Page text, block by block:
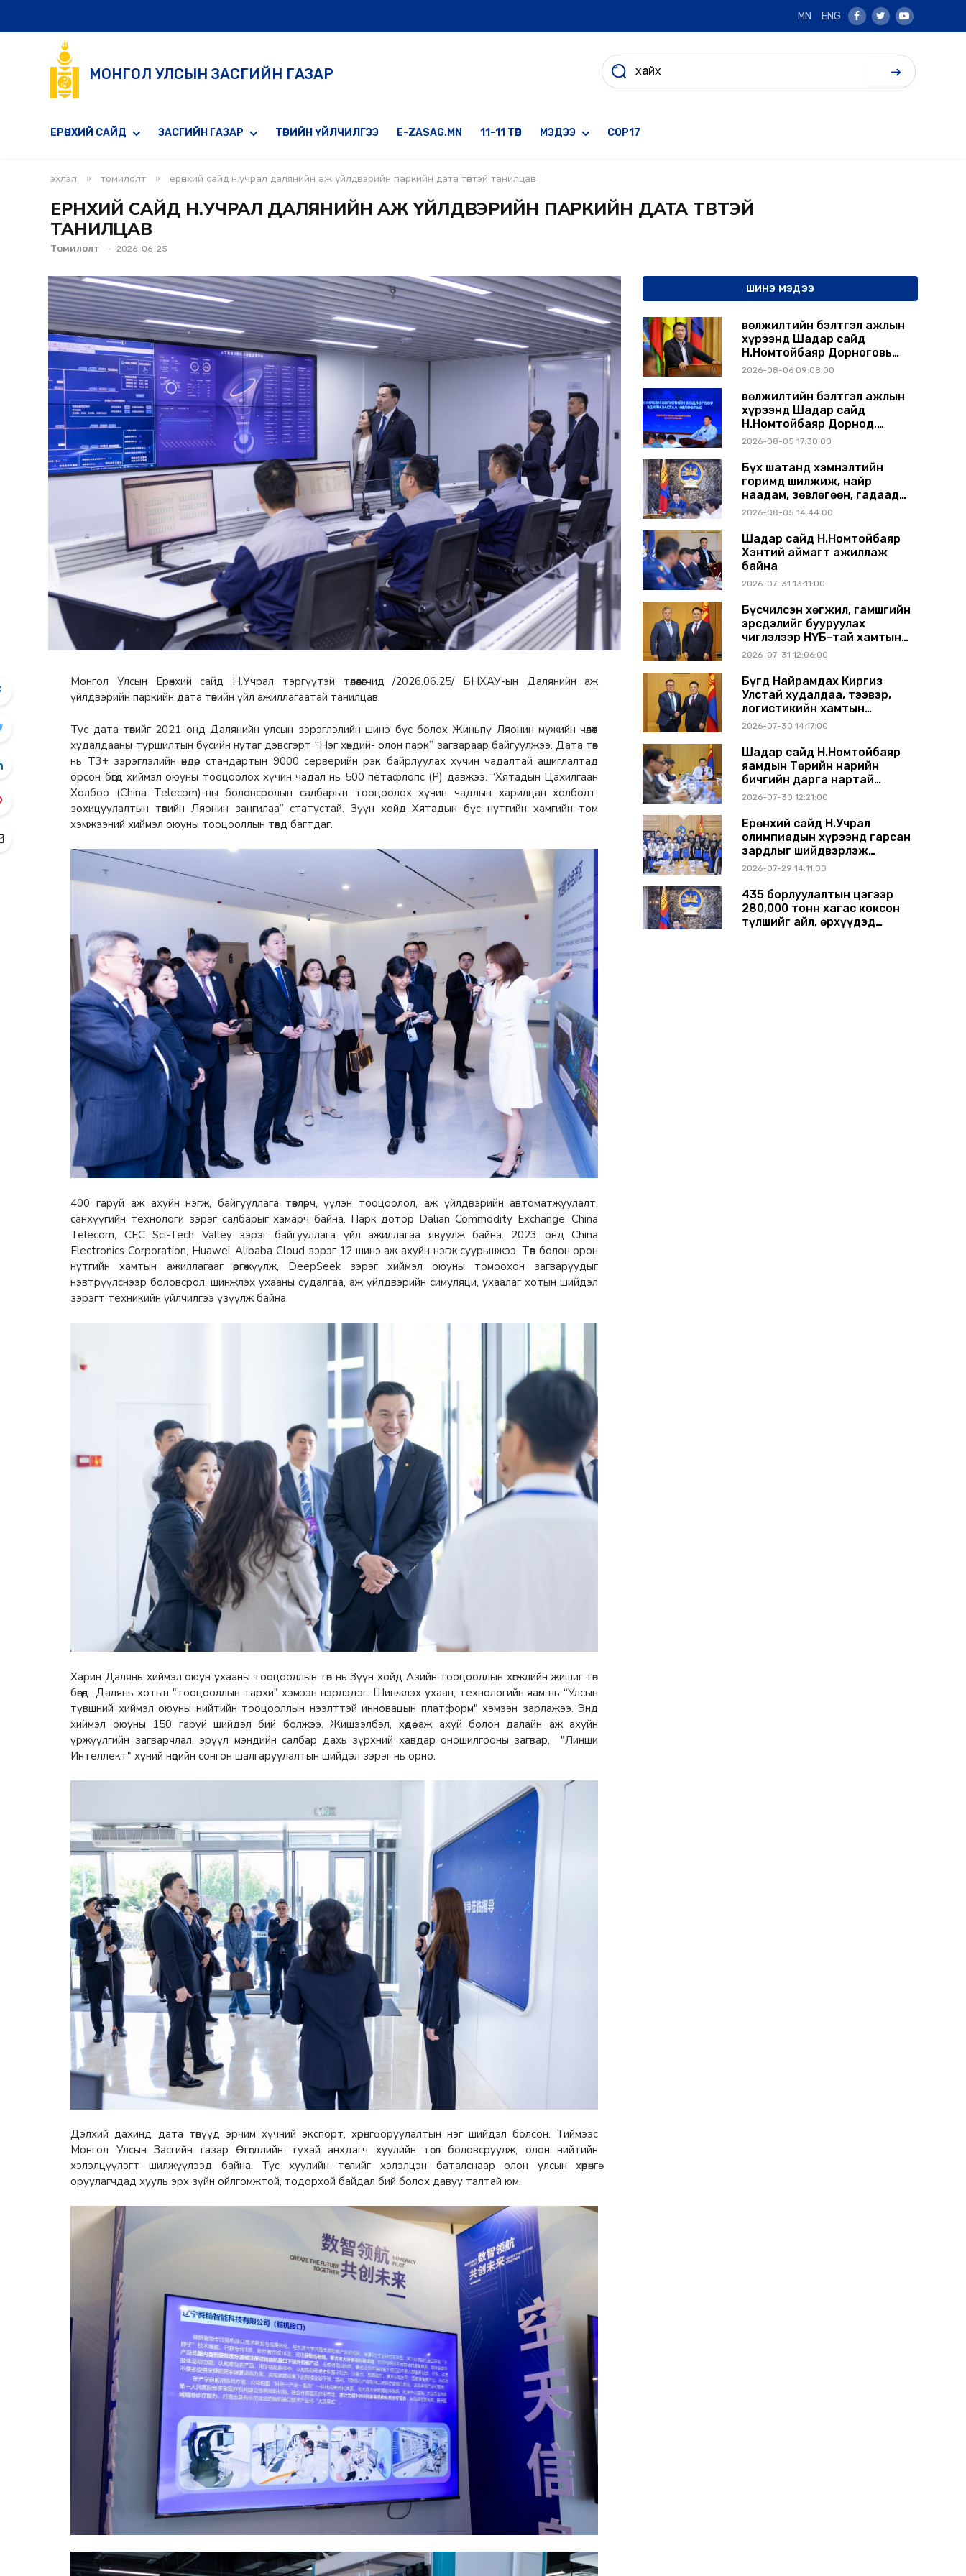
MN ENG
Facebook
TwitterYoutube
МОНГОЛ УЛСЫН ЗАСГИЙН ГАЗАР
ЕРӨНХИЙ САЙД ЗАСГИЙН ГАЗАР ТӨРИЙН ҮЙЛЧИЛГЭЭ E-ZASAG.MN 11-11 ТӨВ МЭДЭЭ COP17
эхлэл » томилолт » ерөнхий сайд н.учрал далянийн аж үйлдвэрийн паркийн дата төвтэй танилцав
ЕРӨНХИЙ САЙД Н.УЧРАЛ ДАЛЯНИЙН АЖ ҮЙЛДВЭРИЙН ПАРКИЙН ДАТА ТӨВТЭЙ
ТАНИЛЦАВ
Томилолт 2026-06-25
Монгол Улсын Ерөнхий сайд Н.Учрал тэргүүтэй төлөөлөгчид /2026.06.25/ БНХАУ-ын Далянийн аж
үйлдвэрийн паркийн дата төвийн үйл ажиллагаатай танилцав.
Тус дата төвийг 2021 онд Далянийн улсын зэрэглэлийн шинэ бүс болох Жиньпү Ляонин мужийн чөлөөт
худалдааны туршилтын бүсийн нутаг дэвсгэрт “Нэг хөндий- олон парк” загвараар байгуулжээ. Дата төв
нь T3+ зэрэглэлийн өндөр стандартын 9000 серверийн рэк байрлуулах хүчин чадалтай ашиглалтад
орсон бөгөөд хиймэл оюуны тооцоолох хүчин чадал нь 500 петафлопс (P) давжээ. “Хятадын Цахилгаан
Холбоо (China Telecom)-ны боловсролын салбарын тооцоолох хүчин чадлын харилцан холболт,
зохицуулалтын төвийн Ляонин зангилаа” статустай. Зүүн хойд Хятадын бүс нутгийн хамгийн том
хэмжээний хиймэл оюуны тооцооллын төвд багтдаг.
400 гаруй аж ахуйн нэгж, байгууллага төвлөрч, үүлэн тооцоолол, аж үйлдвэрийн автоматжуулалт,
санхүүгийн технологи зэрэг салбарыг хамарч байна. Парк дотор Dalian Commodity Exchange, China
Telecom, CEC Sci-Tech Valley зэрэг байгууллага үйл ажиллагаа явуулж байна. 2023 онд China
Electronics Corporation, Huawei, Alibaba Cloud зэрэг 12 шинэ аж ахуйн нэгж суурьшжээ. Төв болон орон
нутгийн хамтын ажиллагааг өргөжүүлж, DeepSeek зэрэг хиймэл оюуны томоохон загваруудыг
нэвтрүүлснээр боловсрол, шинжлэх ухааны судалгаа, аж үйлдвэрийн симуляци, ухаалаг хотын шийдэл
зэрэгт техникийн үйлчилгээ үзүүлж байна.
Харин Далянь хиймэл оюун ухааны тооцооллын төв нь Зүүн хойд Азийн тооцооллын хөгжлийн жишиг төв
бөгөөд Далянь хотын "тооцооллын тархи" хэмээн нэрлэдэг. Шинжлэх ухаан, технологийн яам нь “Улсын
түвшний хиймэл оюуны нийтийн тооцооллын нээлттэй инновацын платформ" хэмээн зарлажээ. Энд
хиймэл оюуны 150 гаруй шийдэл бий болжээ. Жишээлбэл, хөдөө аж ахуй болон далайн аж ахуйн
үржүүлгийн загварчлал, эрүүл мэндийн салбар дахь зүрхний хавдар оношилгооны загвар, "Линши
Интеллект" хүний нөөцийн сонгон шалгаруулалтын шийдэл зэрэг нь орно.
Дэлхий дахинд дата төвүүд эрчим хүчний экспорт, хөрөнгө оруулалтын нэг шийдэл болсон. Тиймээс
Монгол Улсын Засгийн газар Өгөгдлийн тухай анхдагч хуулийн төсөл боловсруулж, олон нийтийн
хэлэлцүүлэгт шилжүүлээд байна. Тус хуулийн төслийг хэлэлцэн баталснаар олон улсын хөрөнгө
оруулагчдад хууль эрх зүйн ойлгомжтой, тодорхой байдал бий болох давуу талтай юм.
ШИНЭ МЭДЭЭ
Өвөлжилтийн бэлтгэл ажлын
хүрээнд Шадар сайд
Н.Номтойбаяр Дорноговь
аймагт ажиллав
2026-08-06 09:08:00
Өвөлжилтийн бэлтгэл ажлын
хүрээнд Шадар сайд
Н.Номтойбаяр Дорнод,
Сүхбаатар аймагт ажиллав
2026-08-05 17:30:00
Бүх шатанд хэмнэлтийн
горимд шилжиж, найр
наадам, зөвлөгөөн, гадаад
томилолтыг хориглолоо
2026-08-05 14:44:00
Шадар сайд Н.Номтойбаяр
Хэнтий аймагт ажиллаж
байна
2026-07-31 13:11:00
Бүсчилсэн хөгжил, гамшгийн
эрсдэлийг бууруулах
чиглэлээр НҮБ-тай хамтын
ажиллагаагаа
солилцлоо
2026-07-31 12:06:00
Бүгд Найрамдах Киргиз
Улстай худалдаа, тээвэр,
логистикийн хамтын
ажиллагааг өргөжүүлнэ
2026-07-30 14:17:00
Шадар сайд Н.Номтойбаяр
яамдын Төрийн нарийн
бичгийн дарга нартай
шуурхай хуралдлаа
2026-07-30 12:21:00
Ерөнхий сайд Н.Учрал
олимпиадын хүрээнд гарсан
зардлыг шийдвэрлэж
өгөхөөр болов
2026-07-29 14:11:00
435 борлуулалтын цэгээр
280,000 тонн хагас коксон
түлшийг айл, өрхүүдэд